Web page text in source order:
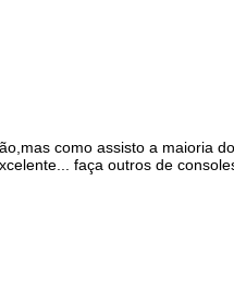
como assisto a maioria
faça outros de